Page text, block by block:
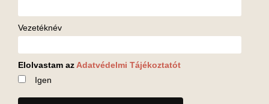
Vezetéknév
Elolvastam az Adatvédelmi Tájékoztatót
Igen